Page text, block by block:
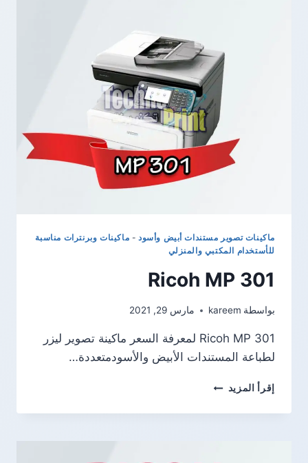
ماكينات تصوير مستندات أبيض وأسود - ماكينات وبرنترات مناسبة
للأستخدام المكتبي والمنزلي
Ricoh MP 301
بواسطة kareem مارس 29, 2021
Ricoh MP 301 لمعرفة السعر ماكينة تصوير ليزر
لطباعة المستندات الأبيض والأسودمتعددة…
إقرأ المزيد RICOH
301